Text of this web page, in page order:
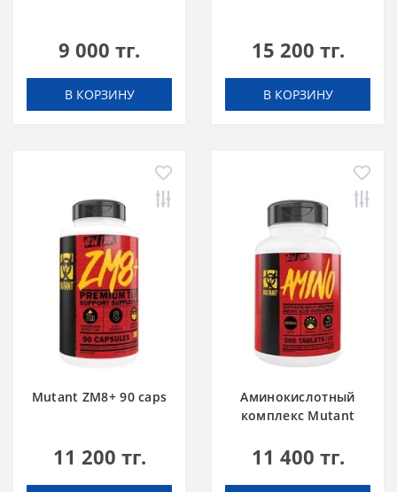
9 000 тг.
В КОРЗИНУ
15 200 тг.
В КОРЗИНУ
Mutant ZM8+ 90 caps
11 200 тг.
Аминокислотный
комплекс Mutant
11 400 тг.